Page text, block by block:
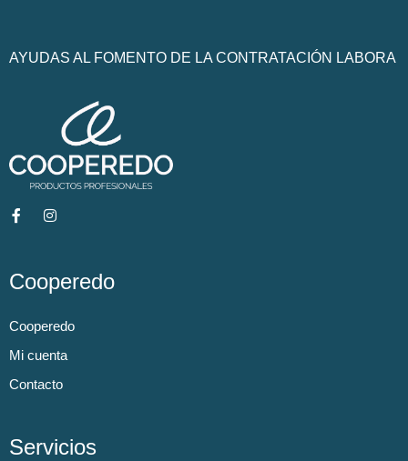
AYUDAS AL FOMENTO DE LA CONTRATACIÓN LABORA
Cooperedo
Cooperedo
Mi cuenta
Contacto
Servicios